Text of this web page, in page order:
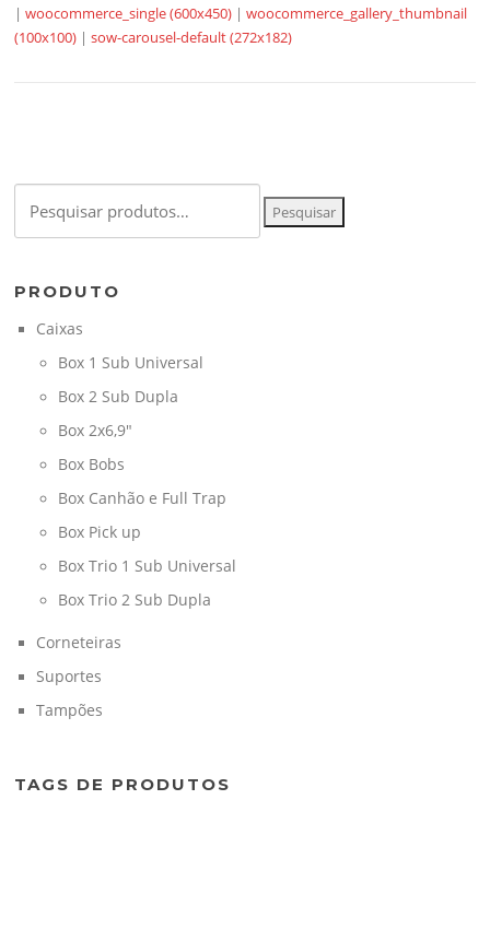
|woocommerce_single (600x450) |woocommerce_gallery_thumbnail
(100x100) |sow-carousel-default (272x182)
por:
Pesquisar
PRODUTO
Caixas
Box 1 Sub Universal
Box 2 Sub Dupla
Box 2x6,9"
Box Bobs
Box Canhão e Full Trap
Box Pick up
Box Trio 1 Sub Universal
Box Trio 2 Sub Dupla
Corneteiras
Suportes
Tampões
TAGS DE PRODUTOS